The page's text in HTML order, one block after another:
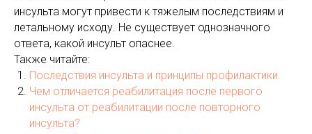
инсульта могут привести к тяжелым последствиям и
летальному исходу. Не существует однозначного
ответа, какой инсульт опаснее.
Также читайте:
Последствия инсульта и принципы профилактики.
Чем отличается реабилитация после первого
инсульта от реабилитации после повторного
инсульта?